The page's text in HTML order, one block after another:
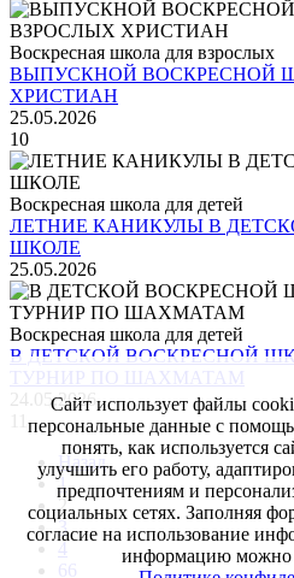
Воскресная школа для взрослых
ВЫПУСКНОЙ ВОСКРЕСНОЙ
ХРИСТИАН
25.05.2026
10
Воскресная школа для детей
ЛЕТНИЕ КАНИКУЛЫ В
ШКОЛЕ
25.05.2026
Воскресная школа для детей
В ДЕТСКОЙ ВОСКРЕСНОЙ
ТУРНИР ПО ШАХМАТАМ
24.05.2026
Назад
1
2
3
4
66
Сайт использует файлы
персональные данные с
понять, как используется
улучшить его работу,
предпочтениям и
социальных сетях. Заполняя
согласие на использование
информацию можно